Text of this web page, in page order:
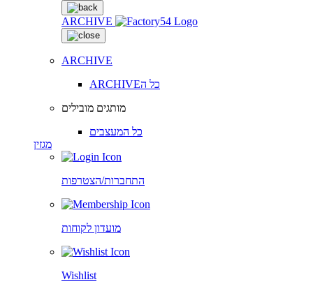
ARCHIVE
ARCHIVE
ARCHIVEכל ה
מותגים מובילים
כל המעצבים
מגזין
התחברות/הצטרפות
מועדון לקוחות
Wishlist